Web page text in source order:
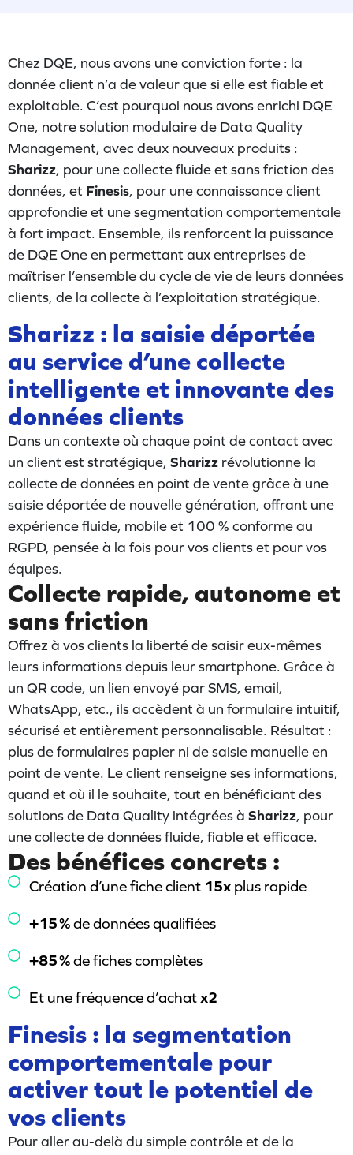
Chez DQE, nous avons une conviction forte : la
donnée client n’a de valeur que si elle est fiable et
exploitable. C’est pourquoi nous avons enrichi DQE
One, notre solution modulaire de Data Quality
Management, avec deux nouveaux produits :
Sharizz, pour une collecte fluide et sans friction des
données, et Finesis, pour une connaissance client
approfondie et une segmentation comportementale
à fort impact. Ensemble, ils renforcent la puissance
de DQE One en permettant aux entreprises de
maîtriser l’ensemble du cycle de vie de leurs données
clients, de la collecte à l’exploitation stratégique.
Sharizz : la saisie déportée
au service d’une collecte
intelligente et innovante des
données clients
Dans un contexte où chaque point de contact avec
un client est stratégique, Sharizz révolutionne la
collecte de données en point de vente grâce à une
saisie déportée de nouvelle génération, offrant une
expérience fluide, mobile et 100 % conforme au
RGPD, pensée à la fois pour vos clients et pour vos
équipes.
Collecte rapide, autonome et
sans friction
Offrez à vos clients la liberté de saisir eux-mêmes
leurs informations depuis leur smartphone. Grâce à
un QR code, un lien envoyé par SMS, email,
WhatsApp, etc., ils accèdent à un formulaire intuitif,
sécurisé et entièrement personnalisable. Résultat :
plus de formulaires papier ni de saisie manuelle en
point de vente. Le client renseigne ses informations,
quand et où il le souhaite, tout en bénéficiant des
solutions de Data Quality intégrées à Sharizz, pour
une collecte de données fluide, fiable et efficace.
Des bénéfices concrets :
Création d’une fiche client 15x plus rapide
+15 %de données qualifiées
+85 %de fiches complètes
Et une fréquence d’achatx2
Finesis : la segmentation
comportementale pour
activer tout le potentiel de
vos clients
Pour aller au-delà du simple contrôle et de la